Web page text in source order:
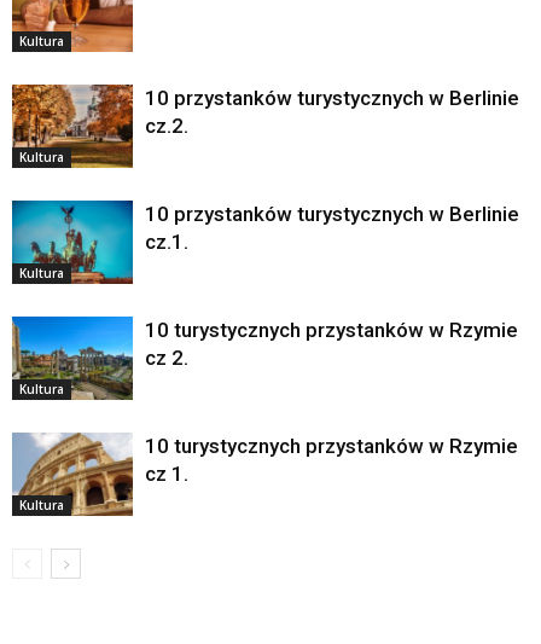
Kultura
Kultura
10 przystanków turystycznych w Berlinie
cz.2.
Kultura
10 przystanków turystycznych w Berlinie
cz.1.
Kultura
10 turystycznych przystanków w Rzymie
cz 2.
Kultura
10 turystycznych przystanków w Rzymie
cz 1.